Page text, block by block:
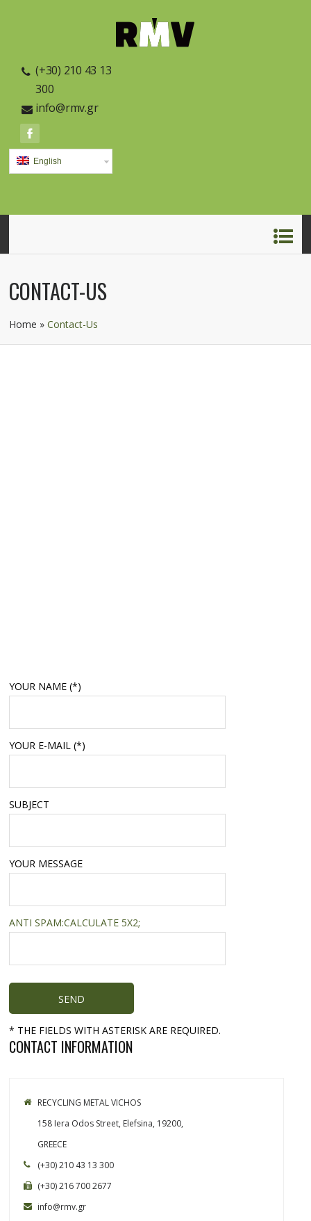
(+30) 210 43 13
300
info@rmv.gr
English
CONTACT-US
Home »Contact-Us
YOUR NAME (*)
YOUR E-MAIL (*)
SUBJECT
YOUR MESSAGE
ANTI SPAM:CALCULATE 5Χ2;
* THE FIELDS WITH ASTERISK ARE REQUIRED.
CONTACT INFORMATION
RECYCLING METAL VICHOS
158 Iera Odos Street, Elefsina, 19200,
GREECE
(+30) 210 43 13 300
(+30) 216 700 2677
info@rmv.gr